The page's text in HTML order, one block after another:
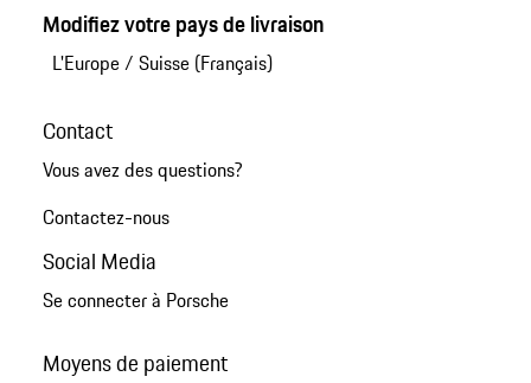
Modifiez votre pays de livraison
L'Europe/ Suisse (Français)
Contact
Vous avez des questions?
Contactez-nous
Social Media
Se connecter à Porsche
Moyens de paiement